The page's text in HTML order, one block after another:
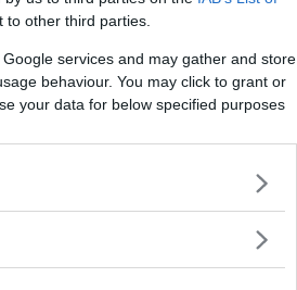
other third parties.
services and may gather and store
behaviour. You may click to grant or
your data for below specified purposes
Så står sig nya Toyota RAV4